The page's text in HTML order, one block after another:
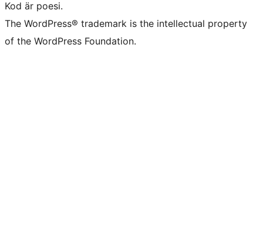
Kod är poesi.
The WordPress® trademark is the intellectual property
of the WordPress Foundation.